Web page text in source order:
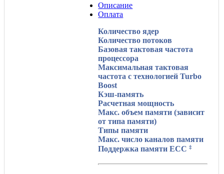
Описание
Оплата
Количество ядер
Количество потоков
Базовая тактовая частота
процессора
Максимальная тактовая
частота с технологией Turbo
Boost
Кэш-память
Расчетная мощность
Макс. объем памяти (зависит
от типа памяти)
Типы памяти
Макс. число каналов памяти
Поддержка памяти ECC‡